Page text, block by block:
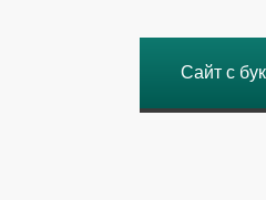
Сайт с